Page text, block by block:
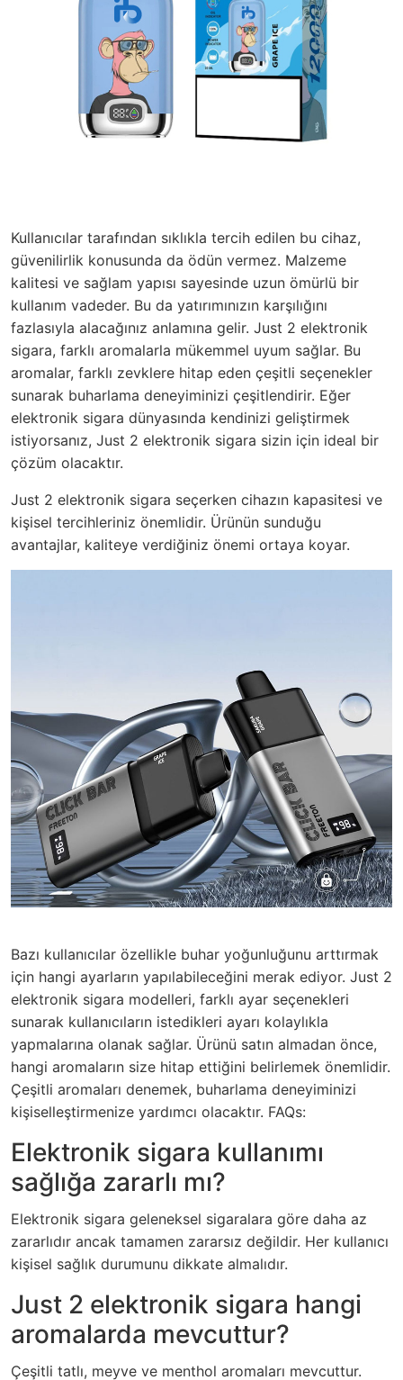
Kullanıcılar tarafından sıklıkla tercih edilen bu cihaz,
güvenilirlik konusunda da ödün vermez. Malzeme
kalitesi ve sağlam yapısı sayesinde uzun ömürlü bir
kullanım vadeder. Bu da yatırımınızın karşılığını
fazlasıyla alacağınız anlamına gelir. Just 2 elektronik
sigara, farklı aromalarla mükemmel uyum sağlar. Bu
aromalar, farklı zevklere hitap eden çeşitli seçenekler
sunarak buharlama deneyiminizi çeşitlendirir. Eğer
elektronik sigara dünyasında kendinizi geliştirmek
istiyorsanız, Just 2 elektronik sigara sizin için ideal bir
çözüm olacaktır.
Just 2 elektronik sigara seçerken cihazın kapasitesi ve
kişisel tercihleriniz önemlidir. Ürünün sunduğu
avantajlar, kaliteye verdiğiniz önemi ortaya koyar.
Bazı kullanıcılar özellikle buhar yoğunluğunu arttırmak
için hangi ayarların yapılabileceğini merak ediyor. Just 2
elektronik sigara modelleri, farklı ayar seçenekleri
sunarak kullanıcıların istedikleri ayarı kolaylıkla
yapmalarına olanak sağlar. Ürünü satın almadan önce,
hangi aromaların size hitap ettiğini belirlemek önemlidir.
Çeşitli aromaları denemek, buharlama deneyiminizi
kişiselleştirmenize yardımcı olacaktır. FAQs:
Elektronik sigara kullanımı
sağlığa zararlı mı?
Elektronik sigara geleneksel sigaralara göre daha az
zararlıdır ancak tamamen zararsız değildir. Her kullanıcı
kişisel sağlık durumunu dikkate almalıdır.
Just 2 elektronik sigara hangi
aromalarda mevcuttur?
Çeşitli tatlı, meyve ve menthol aromaları mevcuttur.